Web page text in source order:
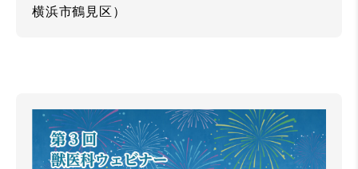
横浜市鶴見区）